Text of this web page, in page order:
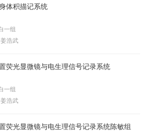
体积描记系统
一组
姜浩武
荧光显微镜与电生理信号记录系统
一组
姜浩武
荧光显微镜与电生理信号记录系统陈敏组